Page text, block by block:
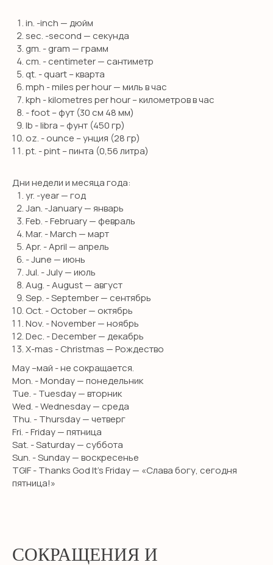
in. -inch — дюйм
sec. -second — секунда
gm. - gram — грамм
cm. - centimeter — сантиметр
qt. - quart – кварта
mph - miles per hour — миль в час
kph - kilometres per hour – километров в час
- foot – фут (30 см 48 мм)
lb - libra – фунт (450 гр)
oz. - ounce – унция (28 гр)
pt. - pint – пинта (0,56 литра)
Дни недели и месяца года:
yr. -year — год
Jan. -January — январь
Feb. - February — февраль
Mar. - March — март
Apr. - April — апрель
- June — июнь
Jul. - July — июль
Aug. - August — август
Sep. - September — сентябрь
Oct. - October — октябрь
Nov. - November — ноябрь
Dec. - December — декабрь
X-mas - Christmas — Рождество
May –май - не сокращается.
Mon. - Monday — понедельник
Tue. - Tuesday — вторник
Wed. - Wednesday — среда
Thu. - Thursday — четверг
Fri. - Friday — пятница
Sat. - Saturday — суббота
Sun. - Sunday — воскресенье
TGIF - Thanks God It’s Friday — «Слава богу, сегодня
пятница!»
СОКРАЩЕНИЯ И